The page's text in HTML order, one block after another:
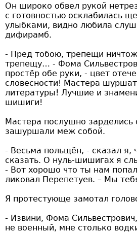
Он широко обвел рукой
с готовностью осклабилась
улыбками, видно любила
дифирамб.
- Пред тобою, трепещи
трепещу… - Фома
простёр обе руки, - цвет
словесности! Мастера
литературы! Лучшие и
шишиги!
Мастера послушно зарделись
зашуршали меж собой.
- Весьма польщён, - сказал я,
сказать. О нуль-шишигах я
- Вот хорошо что ты нам
ликовал Перепетуев. – Мы
Я протестующе замотал
- Извини, Фома
не военный, мне столько